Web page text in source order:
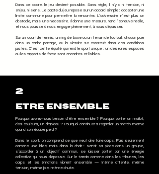
Dans ce cadre, le jeu devient possible. Sans règle, il n’y a ni tension, ni
enjeu, ni sens. Le pacte du jeu repose sur un accord simple : accepter une
limite commune pour permettre la rencontre. L’adversaire n’est plus un
obstacle, mais une nécessité. Il donne une mesure, rend l’épreuve réelle,
et nous pousse à nous engager pleinement, à nous dépasser.
Sur un court de tennis, un ring de boxe ou un terrain de football, chacun joue
dans un cadre partagé, où la victoire se construit dans des conditions
justes. C’est cette équité qui rend le sport unique : un des rares espaces
où les rapports de force sont encadrés et lisibles.
2
Etre ensemble
Pourquoi avons-nous besoin d’être ensemble ? Pourquoi porter un maillot,
des couleurs, un drapeau ? Pourquoi continuer à regarder un match même
quand son équipe perd ?
Dans le sport, on comprend ce que veut dire faire corps. Pas seulement
comme une idée, mais dans la chair : sentir sa place dans un groupe,
s’accorder à un objectif commun, se laisser porter par une énergie
collective qui nous dépasse. Sur le terrain comme dans les tribunes, les
corps et les émotions vibrent ensemble — même attente, même
tension, même joie, même chute.